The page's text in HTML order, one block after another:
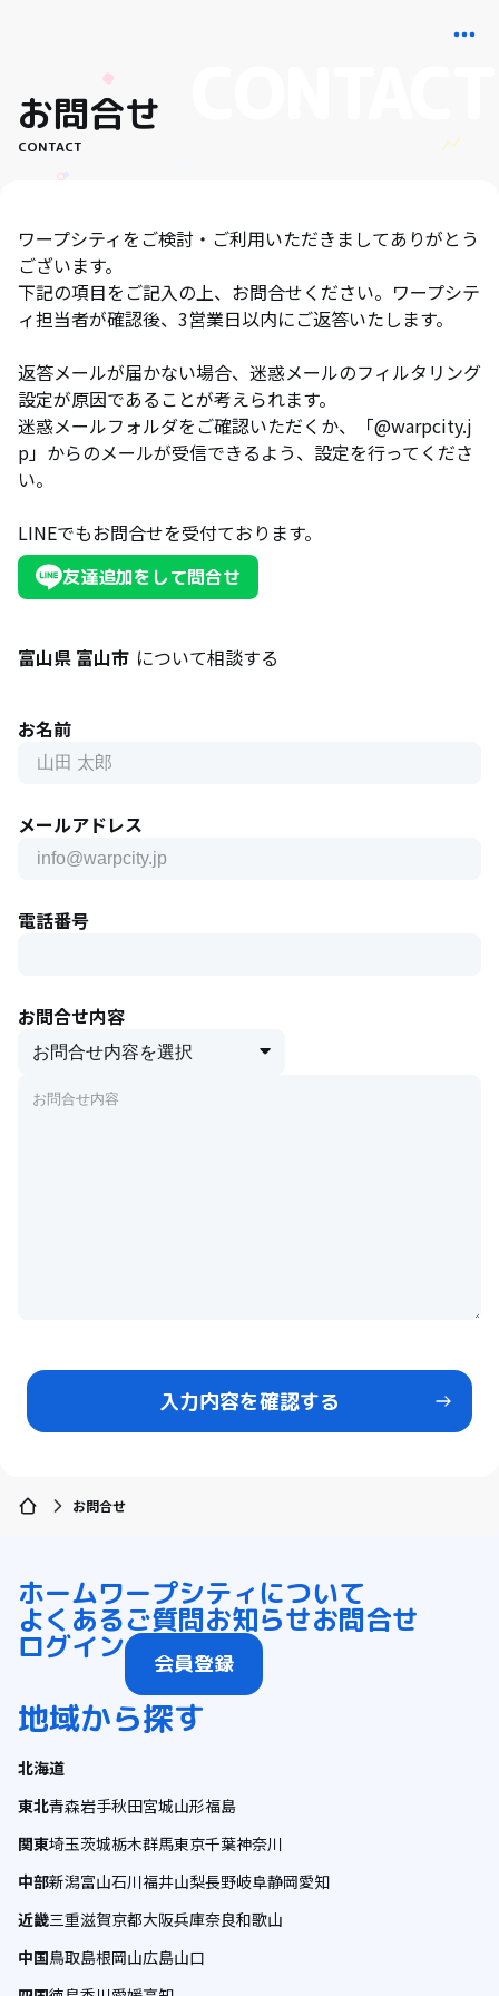
お問合せ
CONTACT
ワープシティをご検討・ご利用いただきましてありがとう
ございます。
下記の項目をご記入の上、お問合せください。ワープシテ
ィ担当者が確認後、3営業日以内にご返答いたします。
返答メールが届かない場合、迷惑メールのフィルタリング
設定が原因であることが考えられます。
迷惑メールフォルダをご確認いただくか、「@warpcity.j
p」からのメールが受信できるよう、設定を行ってくださ
い。
LINEでもお問合せを受付ております。
友達追加をして問合せ
富山県 富山市 について相談する
お名前
メールアドレス
電話番号
お問合せ内容
入力内容を確認する
お問合せ
ホームワープシティについて
よくあるご質問お知らせお問合せ
ログイン 会員登録
地域から探す
北海道
東北青森岩手秋田宮城山形福島
関東埼玉茨城栃木群馬東京千葉神奈川
中部新潟富山石川福井山梨長野岐阜静岡愛知
近畿三重滋賀京都大阪兵庫奈良和歌山
中国鳥取島根岡山広島山口